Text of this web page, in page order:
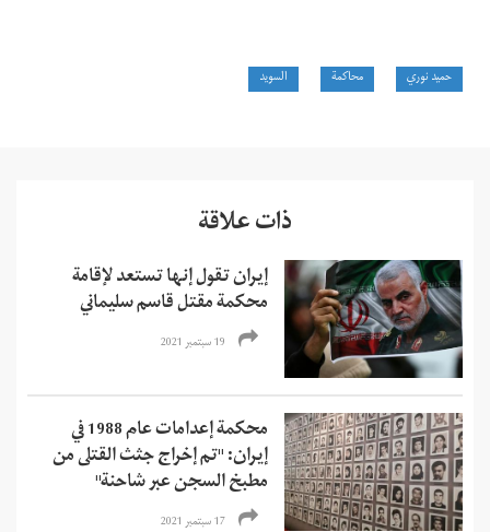
حميد نوري محاكمة السويد
ذات علاقة
إيران تقول إنها تستعد لإقامة
محكمة مقتل قاسم سليماني
19 سبتمبر 2021
محكمة إعدامات عام 1988 في
إيران: "تم إخراج جثث القتلى من
مطبخ السجن عبر شاحنة"
17 سبتمبر 2021